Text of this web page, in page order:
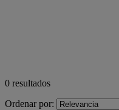
0 resultados
Ordenar por: